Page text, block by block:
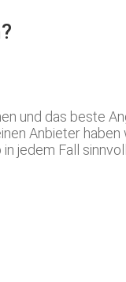
und das beste
Anbieter
jedem Fall